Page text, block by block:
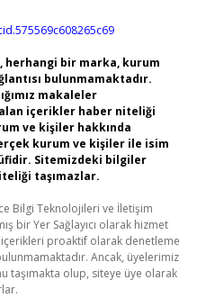
herhangi bir marka, kurum
bulunmamaktadır.
makaleler
içerikler haber niteliği
ve kişiler hakkında
kurum ve kişiler ile isim
Sitemizdeki bilgiler
taşımazlar.
Bilgi Teknolojileri ve İletişim
bir Yer Sağlayıcı olarak hizmet
proaktif olarak denetleme
Ancak, üyelerimiz
taşımakta olup, siteye üye olarak